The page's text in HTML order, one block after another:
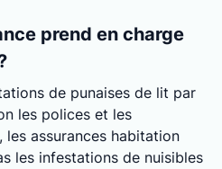
prend en charge
de punaises de lit par
les polices et les
les assurances habitation
les infestations de nuisibles